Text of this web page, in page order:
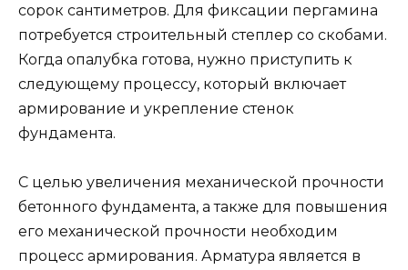
сорок сантиметров. Для фиксации пергамина
потребуется строительный степлер со скобами.
Когда опалубка готова, нужно приступить к
следующему процессу, который включает
армирование и укрепление стенок
фундамента.
С целью увеличения механической прочности
бетонного фундамента, а также для повышения
его механической прочности необходим
процесс армирования. Арматура является в